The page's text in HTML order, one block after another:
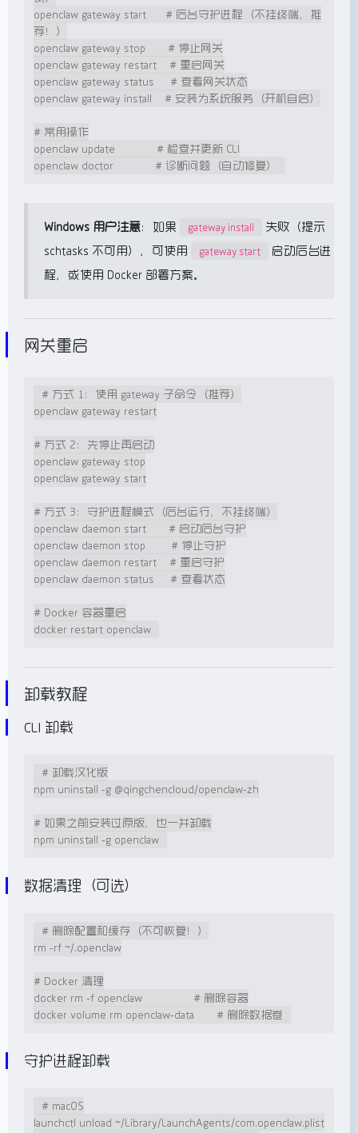
openclaw gateway start      # 后台守护进程（不挂终端，推
荐！）
openclaw gateway stop       # 停止网关
openclaw gateway restart    # 重启网关
openclaw gateway status     # 查看网关状态
openclaw gateway install    # 安装为系统服务（开机自启）
# 常用操作
openclaw update             # 检查并更新 CLI
Windows 用户注意：如果 gateway install
失败（提示
schtasks 不可用），可使用
gateway start
启动后台进
程，或使用 Docker 部署方案。
网关重启
# 方式 1：使用 gateway 子命令（推荐）
openclaw gateway restart
# 方式 2：先停止再启动
openclaw gateway stop
openclaw gateway start
# 方式 3：守护进程模式（后台运行，不挂终端）
openclaw daemon start       # 启动后台守护
openclaw daemon stop        # 停止守护
openclaw daemon restart    # 重启守护
openclaw daemon status     # 查看状态
# Docker 容器重启
docker restart openclaw
卸载教程
CLI 卸载
# 卸载汉化版
npm uninstall -g @qingchencloud/openclaw-zh
# 如果之前安装过原版，也一并卸载
npm uninstall -g openclaw
数据清理（可选）
# 删除配置和缓存（不可恢复！）
rm -rf ~/.openclaw
# Docker 清理
docker rm -f openclaw                # 删除容器
docker volume rm openclaw-data       # 删除数据卷
守护进程卸载
# macOS
launchctl unload ~/Library/LaunchAgents/com.openclaw.plist